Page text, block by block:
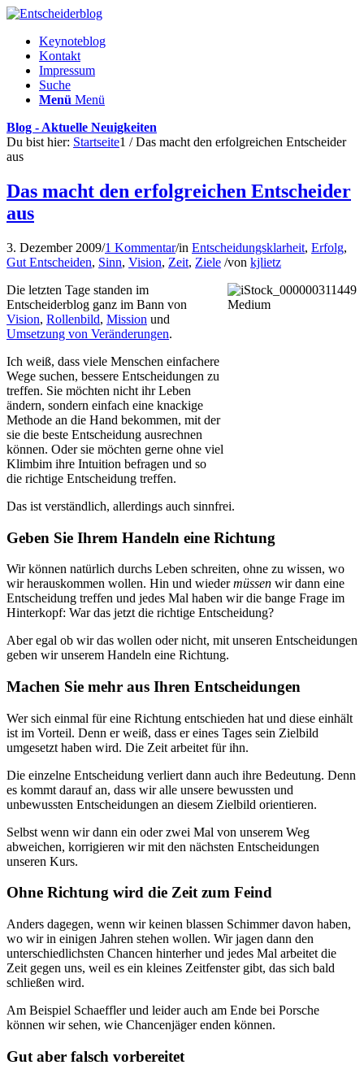
Keynoteblog
Kontakt
Impressum
Suche
Menü Menü
Blog - Aktuelle Neuigkeiten
Du bist hier: Startseite1 / Das macht den erfolgreichen Entscheider
aus
Das macht den erfolgreichen Entscheider
aus
3. Dezember 2009/1 Kommentar/in Entscheidungsklarheit, Erfolg,
Gut Entscheiden, Sinn, Vision, Zeit, Ziele /von kjlietz
Die letzten Tage standen im
Entscheiderblog ganz im Bann von
Vision, Rollenbild, Mission und
Umsetzung von Veränderungen.
Ich weiß, dass viele Menschen einfachere
Wege suchen, bessere Entscheidungen zu
treffen. Sie möchten nicht ihr Leben
ändern, sondern einfach eine knackige
Methode an die Hand bekommen, mit der
sie die beste Entscheidung ausrechnen
können. Oder sie möchten gerne ohne viel
Klimbim ihre Intuition befragen und so
die richtige Entscheidung treffen.
Das ist verständlich, allerdings auch sinnfrei.
Geben Sie Ihrem Handeln eine Richtung
Wir können natürlich durchs Leben schreiten, ohne zu wissen, wo
wir herauskommen wollen. Hin und wiedermüssen wir dann eine
Entscheidung treffen und jedes Mal haben wir die bange Frage im
Hinterkopf: War das jetzt die richtige Entscheidung?
Aber egal ob wir das wollen oder nicht, mit unseren Entscheidungen
geben wir unserem Handeln eine Richtung.
Machen Sie mehr aus Ihren Entscheidungen
Wer sich einmal für eine Richtung entschieden hat und diese einhält
ist im Vorteil. Denn er weiß, dass er eines Tages sein Zielbild
umgesetzt haben wird. Die Zeit arbeitet für ihn.
Die einzelne Entscheidung verliert dann auch ihre Bedeutung. Denn
es kommt darauf an, dass wir alle unsere bewussten und
unbewussten Entscheidungen an diesem Zielbild orientieren.
Selbst wenn wir dann ein oder zwei Mal von unserem Weg
abweichen, korrigieren wir mit den nächsten Entscheidungen
unseren Kurs.
Ohne Richtung wird die Zeit zum Feind
Anders dagegen, wenn wir keinen blassen Schimmer davon haben,
wo wir in einigen Jahren stehen wollen. Wir jagen dann den
unterschiedlichsten Chancen hinterher und jedes Mal arbeitet die
Zeit gegen uns, weil es ein kleines Zeitfenster gibt, das sich bald
schließen wird.
Am Beispiel Schaeffler und leider auch am Ende bei Porsche
können wir sehen, wie Chancenjäger enden können.
Gut aber falsch vorbereitet